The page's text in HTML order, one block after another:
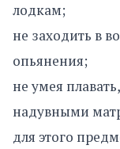
лодкам;
не заходить в
опьянения;
не умея
надувными
для этого